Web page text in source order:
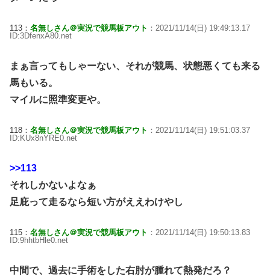
113： 名無しさん＠実況で競馬板アウト ：2021/11/14(日) 19:49:13.17
ID:3DfenxA80.net
まぁ言ってもしゃーない、それが競馬、状態悪くても来る
馬もいる。
マイルに照準変更や。
118： 名無しさん＠実況で競馬板アウト ：2021/11/14(日) 19:51:03.37
ID:KUx8nYRE0.net
>>113
それしかないよなぁ
足庇って走るなら短い方がええわけやし
115： 名無しさん＠実況で競馬板アウト ：2021/11/14(日) 19:50:13.83
ID:9hhtbHle0.net
中間で、過去に手術をした右肘が腫れて熱発だろ？